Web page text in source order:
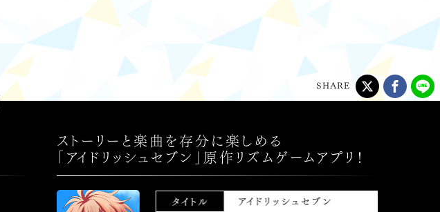
SHARE
ストーリーと楽曲を存分に楽しめる
「アイドリッシュセブン」原作リズムゲームアプリ！